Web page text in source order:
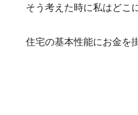
そう考えた時に私はどこ
住宅の基本性能にお金を